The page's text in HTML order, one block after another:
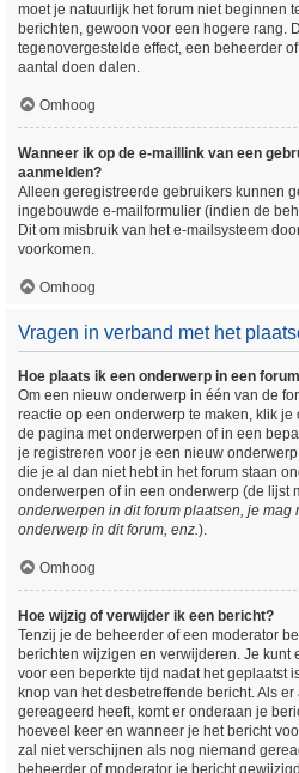
moet je natuurlijk het forum niet beginnen
berichten, gewoon voor een hogere rang.
tegenovergestelde effect, een beheerder
aantal doen dalen.
Omhoog
Wanneer ik op de e-maillink van een
aanmelden?
Alleen geregistreerde gebruikers kunnen
ingebouwde e-mailformulier (indien de
Dit om misbruik van het e-mailsysteem
voorkomen.
Omhoog
Vragen in verband met het
Hoe plaats ik een onderwerp in een
Om een nieuw onderwerp in één van de
reactie op een onderwerp te maken, klik je
de pagina met onderwerpen of in een
je registreren voor je een nieuw
die je al dan niet hebt in het forum staan
onderwerpen of in een onderwerp (de lijst
onderwerpen in dit forum plaatsen, je mag
onderwerp in dit forum, enz.).
Omhoog
Hoe wijzig of verwijder ik een bericht?
Tenzij je de beheerder of een moderator
berichten wijzigen en verwijderen. Je kunt
voor een beperkte tijd nadat het geplaatst
knop van het desbetreffende bericht. Als
gereageerd heeft, komt er onderaan je
hoeveel keer en wanneer je het bericht
zal niet verschijnen als nog niemand
beheerder of moderator je bericht